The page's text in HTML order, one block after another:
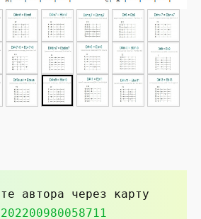
автора через карту